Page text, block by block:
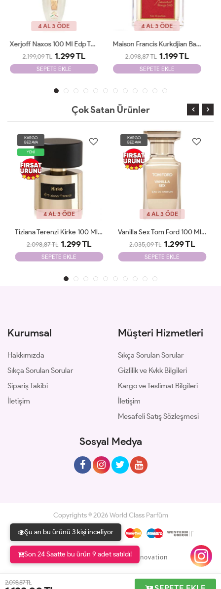
2.098,87 TL
Şu an bu ürünü 3 kişi inceliyor
Son 24 Saatte bu ürün 9 adet satıldı!
4 AL 3 ÖDE
2.098,87 TL 1.199 TL
SEPETE EKLE
4 AL 3 ÖDE
2.098,87 TL 1.199 TL
SEPETE EKLE
Çok Satan Ürünler
KARGO
BEDAVA
4 AL 3 ÖDE
Vanilla Sex Tom Ford 100 Ml Tester
2.035,09 TL 1.299 TL
SEPETE EKLE
KARGO
BEDAVA
4 AL 3 ÖDE
Vanilla Powder MATİERE PREMİERE 100ml Unisex Tester
2.100,09 TL 1.850 TL
SEPETE EKLE
Kurumsal
Hakkımızda
Sıkça Sorulan Sorular
Sipariş Takibi
İletişim
Müşteri Hizmetleri
Sıkça Sorulan Sorular
Gizlilik ve Kvkk Bilgileri
Kargo ve Teslimat Bilgileri
İletişim
Mesafeli Satış Sözleşmesi
Sosyal Medya
Copyrights © 2026 World Class Parfüm
Geliştir - powered by innovation